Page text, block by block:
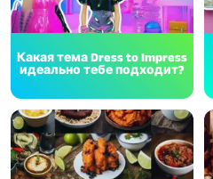
Какая тема Dress to Impress
идеально тебе подходит?